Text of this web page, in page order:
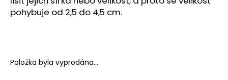
pohybuje od 2,5 do 4,5 cm.
Položka byla vyprodána…
p